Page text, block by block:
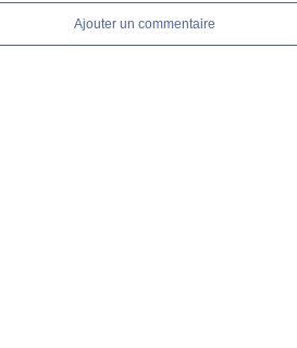
Ajouter un commentaire